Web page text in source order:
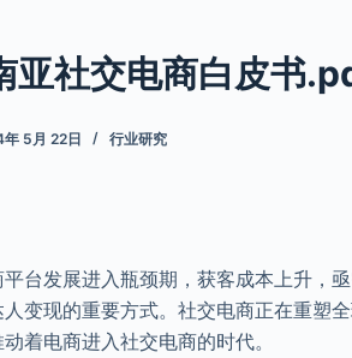
亚社交电商白皮书
5月 22日 行业研究
台发展进入瓶颈期，获客成本上升，
变现的重要方式。社交电商正在重塑
着电商进入社交电商的时代。